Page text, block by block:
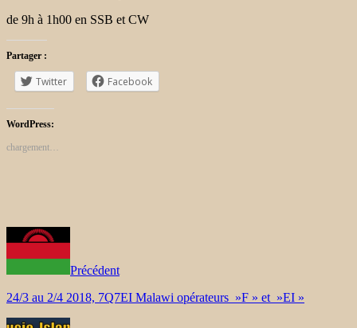
de 9h à 1h00 en SSB et CW
Partager :
Twitter Facebook
WordPress:
chargement…
Précédent
24/3 au 2/4 2018, 7Q7EI Malawi opérateurs »F » et »EI »